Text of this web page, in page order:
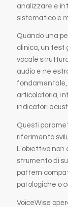
analizzare e
sistematico e
Quando una
clinica, un test
vocale
audio e ne
fondamentale,
articolatoria,
indicatori
Questi
riferimento
L’obiettivo
strumento di
pattern
patologiche o
VoiceWise